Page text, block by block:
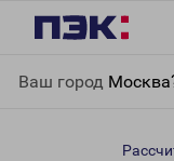
Ваш город
Станицы в Сургут